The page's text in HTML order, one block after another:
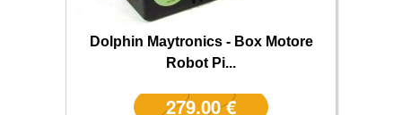
Dolphin Maytronics - Box Motore
Robot Pi...
279.00 €